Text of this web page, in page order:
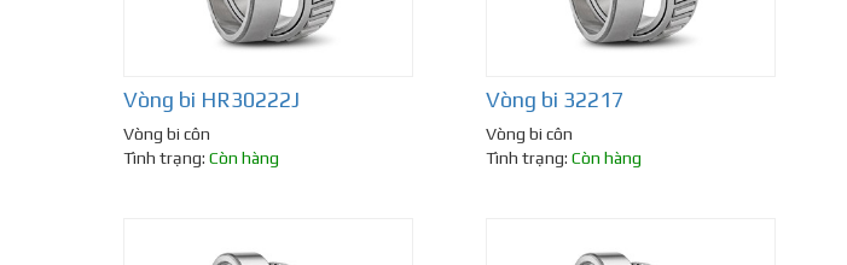
Vòng bi HR30222J
Vòng bi côn
Tình trạng: Còn hàng
Vòng bi 32217
Vòng bi côn
Tình trạng: Còn hàng